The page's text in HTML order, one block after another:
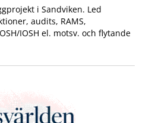
i Sandviken. Led
audits, RAMS,
IOSH el. motsv. och flytande